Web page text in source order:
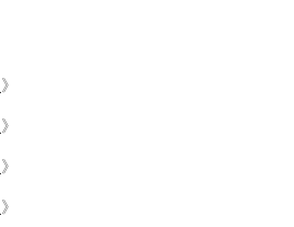
》
》
》
》